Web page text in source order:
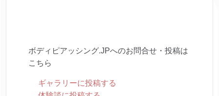
ボディピアッシング.JPへのお問合せ・投稿は
こちら
ギャラリーに投稿する